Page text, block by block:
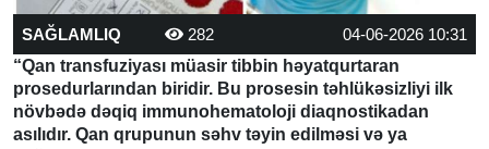
SAĞLAMLIQ 282
04-06-2026 10:31
“Qan transfuziyası müasir tibbin həyatqurtaran
prosedurlarından biridir. Bu prosesin təhlükəsizliyi ilk
növbədə dəqiq immunohematoloji diaqnostikadan
asılıdır. Qan qrupunun səhv təyin edilməsi və ya